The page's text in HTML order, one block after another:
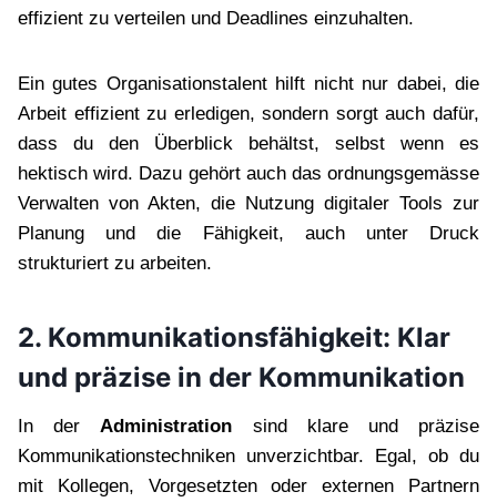
effizient zu verteilen und Deadlines einzuhalten.
Ein gutes Organisationstalent hilft nicht nur dabei, die
Arbeit effizient zu erledigen, sondern sorgt auch dafür,
dass du den Überblick behältst, selbst wenn es
hektisch wird. Dazu gehört auch das ordnungsgemässe
Verwalten von Akten, die Nutzung digitaler Tools zur
Planung und die Fähigkeit, auch unter Druck
strukturiert zu arbeiten.
2. Kommunikationsfähigkeit: Klar
und präzise in der Kommunikation
In der Administration sind klare und präzise
Kommunikationstechniken unverzichtbar. Egal, ob du
mit Kollegen, Vorgesetzten oder externen Partnern